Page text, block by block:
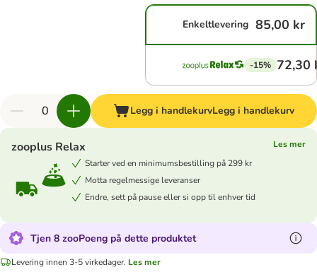
Enkeltlevering 85,00 kr
-15% 72,30
Legg i handlekurvLegg i handlekurv
zooplus Relax
Les mer
Starter ved en minimumsbestilling på 299 kr
Motta regelmessige leveranser
Endre, sett på pause eller si opp til enhver tid
Tjen 8 zooPoeng på dette produktet
Levering innen 3-5 virkedager. Les mer